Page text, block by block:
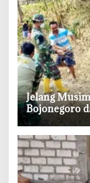
‎Jelang
Bojonegoro